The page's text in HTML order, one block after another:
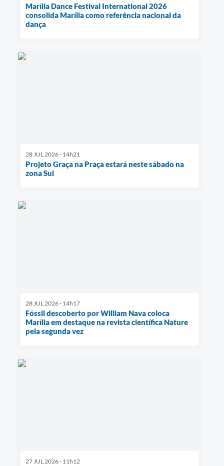
Marília Dance Festival International 2026
consolida Marília como referência nacional da
dança
28 JUL 2026 - 14h21
Projeto Graça na Praça estará neste sábado na
zona Sul
28 JUL 2026 - 14h17
Fóssil descoberto por William Nava coloca
Marília em destaque na revista científica Nature
pela segunda vez
27 JUL 2026 - 11h12